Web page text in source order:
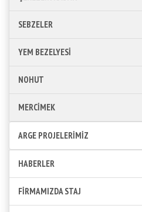
SEBZELER
YEM BEZELYESİ
NOHUT
MERCİMEK
ARGE PROJELERİMİZ
HABERLER
FİRMAMIZDA STAJ